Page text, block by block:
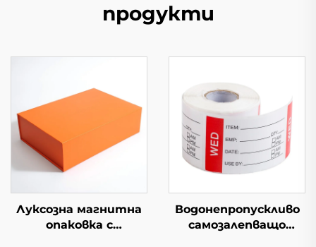
продукти
Луксозна магнитна
опаковка с
Водонепропускливо
самозалепващо